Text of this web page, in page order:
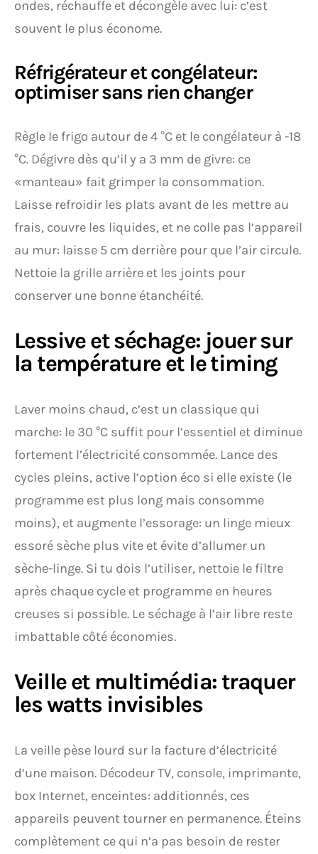
ondes, réchauffe et décongèle avec lui: c’est
souvent le plus économe.
Réfrigérateur et congélateur:
optimiser sans rien changer
Règle le frigo autour de 4 °C et le congélateur à -18
°C. Dégivre dès qu’il y a 3 mm de givre: ce
«manteau» fait grimper la consommation.
Laisse refroidir les plats avant de les mettre au
frais, couvre les liquides, et ne colle pas l’appareil
au mur: laisse 5 cm derrière pour que l’air circule.
Nettoie la grille arrière et les joints pour
conserver une bonne étanchéité.
Lessive et séchage: jouer sur
la température et le timing
Laver moins chaud, c’est un classique qui
marche: le 30 °C suffit pour l’essentiel et diminue
fortement l’électricité consommée. Lance des
cycles pleins, active l’option éco si elle existe (le
programme est plus long mais consomme
moins), et augmente l’essorage: un linge mieux
essoré sèche plus vite et évite d’allumer un
sèche-linge. Si tu dois l’utiliser, nettoie le filtre
après chaque cycle et programme en heures
creuses si possible. Le séchage à l’air libre reste
imbattable côté économies.
Veille et multimédia: traquer
les watts invisibles
La veille pèse lourd sur la facture d’électricité
d’une maison. Décodeur TV, console, imprimante,
box Internet, enceintes: additionnés, ces
appareils peuvent tourner en permanence. Éteins
complètement ce qui n’a pas besoin de rester